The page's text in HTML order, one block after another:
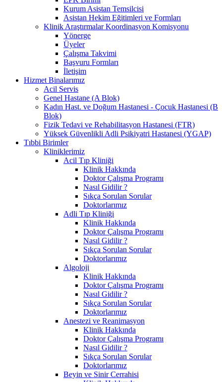
Kurum Asistan Temsilcisi
Asistan Hekim Eğitimleri ve Formları
Klinik Araştırmalar Koordinasyon Komisyonu
Yönerge
Üyeler
Çalışma Takvimi
Başvuru Formları
İletişim
Hizmet Binalarımız
Acil Servis
Genel Hastane (A Blok)
Kadın Hast. ve Doğum Hastanesi - Çocuk Hastanesi (B
Blok)
Fizik Tedavi ve Rehabilitasyon Hastanesi (FTR)
Yüksek Güvenlikli Adli Psikiyatri Hastanesi (YGAP)
Tıbbi Birimler
Kliniklerimiz
Acil Tıp Kliniği
Klinik Hakkında
Doktor Çalışma Programı
Nasıl Gidilir ?
Sıkça Sorulan Sorular
Doktorlarımız
Adli Tıp Kliniği
Klinik Hakkında
Doktor Çalışma Programı
Nasıl Gidilir ?
Sıkça Sorulan Sorular
Doktorlarımız
Algoloji
Klinik Hakkında
Doktor Çalışma Programı
Nasıl Gidilir ?
Sıkça Sorulan Sorular
Doktorlarımız
Anestezi ve Reanimasyon
Klinik Hakkında
Doktor Çalışma Programı
Nasıl Gidilir ?
Sıkça Sorulan Sorular
Doktorlarımız
Beyin ve Sinir Cerrahisi